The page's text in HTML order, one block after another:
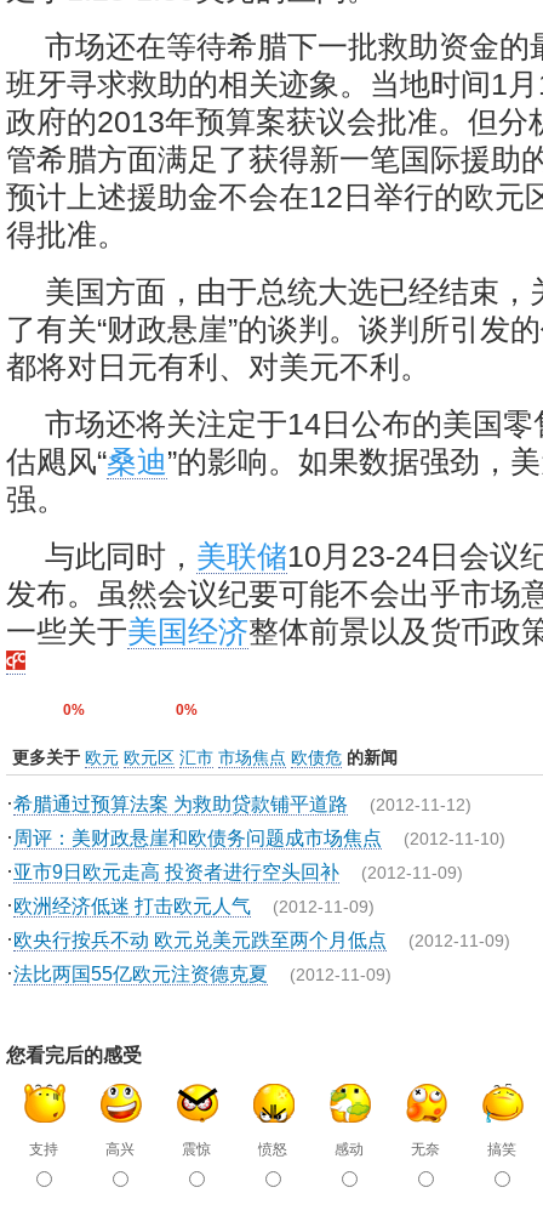
市场还在等待希腊下一批救助资金的
班牙寻求救助的相关迹象。当地时间1
政府的2013年预算案获议会批准。但分
管希腊方面满足了获得新一笔国际援助
预计上述援助金不会在12日举行的欧元
得批准。
美国方面，由于总统大选已经结束，
了有关“财政悬崖”的谈判。谈判所引发
都将对日元有利、对美元不利。
市场还将关注定于14日公布的美国
估飓风“桑迪”的影响。如果数据强劲，
强。
与此同时， 美联储10月23-24日会议
发布。虽然会议纪要可能不会出乎市场
一些关于美国经济整体前景以及货币政
0% 0%
更多关于 欧元 欧元区 汇市 市场焦点 欧债危 的新闻
·希腊通过预算法案 为救助贷款铺平道路 (2012-11-12)
· 周评：美财政悬崖和欧债务问题成市场焦点 (2012-11-10)
·亚市9日欧元走高 投资者进行空头回补 (2012-11-09)
·欧洲经济低迷 打击欧元人气 (2012-11-09)
·欧央行按兵不动 欧元兑美元跌至两个月低点 (2012-11-09)
·法比两国55亿欧元注资德克夏 (2012-11-09)
您看完后的感受
支持 高兴 震惊 愤怒 感动 无奈 搞笑